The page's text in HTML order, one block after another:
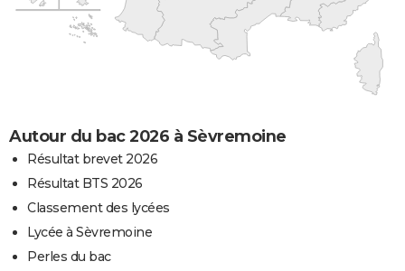
Autour du bac 2026 à Sèvremoine
Résultat brevet 2026
Résultat BTS 2026
Classement des lycées
Lycée à Sèvremoine
Perles du bac